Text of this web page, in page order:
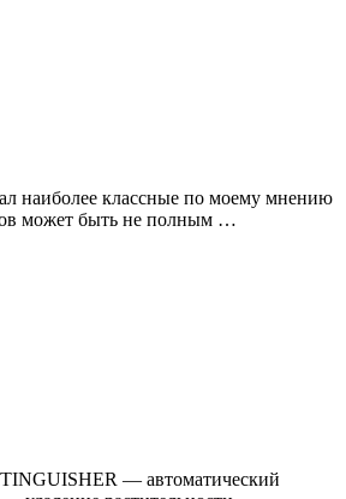
наиболее классные по моему мнению
может быть не полным …
— автоматический